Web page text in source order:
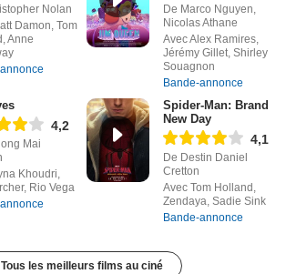
Nolan
Damon, Tom
Anne
De Marco Nguyen,
Nicolas Athane
Avec Alex Ramires,
Jérémy Gillet, Shirley
Souagnon
Bande-annonce
4,2
Mai
Khoudri,
Rio Vega
Spider-Man: Brand
New Day
4,1
De Destin Daniel
Cretton
Avec Tom Holland,
Zendaya, Sadie Sink
Bande-annonce
Tous les meilleurs films au ciné